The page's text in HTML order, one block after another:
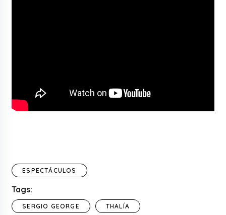
ESPECTÁCULOS
Tags:
SERGIO GEORGE THALÍA